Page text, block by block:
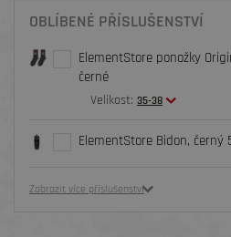
OBLÍBENÉ PŘÍSLUŠENSTVÍ
ElementStore ponožky
černé
Velikost: 35-38
ElementStore Bidon, černý
Zobrazit více příslušenství